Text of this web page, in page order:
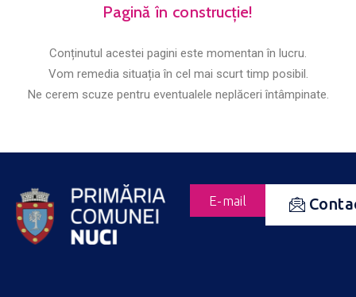
Pagină în construcție!
Conținutul acestei pagini este momentan în lucru.
Vom remedia situația în cel mai scurt timp posibil.
Ne cerem scuze pentru eventualele neplăceri întâmpinate.
E-mail